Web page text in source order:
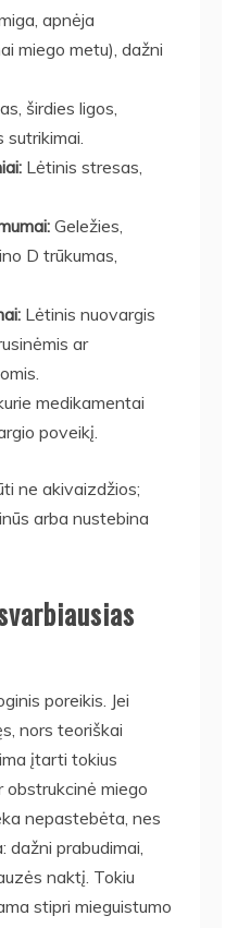
apnėja
miego metu), dažni
širdies ligos,
Lėtinis stresas,
Geležies,
D trūkumas,
Lėtinis nuovargis
ar
medikamentai
poveikį.
ne akivaizdžios;
arba nustebina
poreikis. Jei
nors teoriškai
įtarti tokius
obstrukcinė miego
nepastebėta, nes
dažni prabudimai,
naktį. Tokiu
stipri mieguistumo